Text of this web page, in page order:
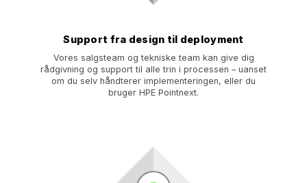
Support fra design til deployment
Vores salgsteam og tekniske team kan give dig
rådgivning og support til alle trin i processen – uanset
om du selv håndterer implementeringen, eller du
bruger HPE Pointnext.